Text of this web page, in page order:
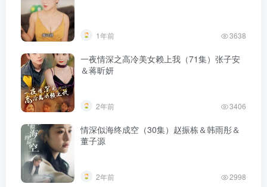
1年前 3638
一夜情深之高冷美女赖上我（71集）张子安
＆蒋昕妍
2年前 3406
情深似海终成空（30集）赵振栋＆韩雨彤＆
董子源
2年前 2998